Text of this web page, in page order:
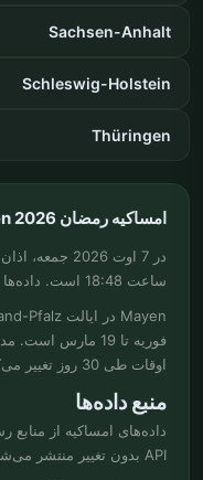
Sachsen-Anhalt
Schleswig-Holstein
Thüringen
امساکیه رمضان Mayen 2026
ساعت 18:48 است. داده‌ها از Diyanet.
اوقات طی 30 روز تغییر می‌کند.
منبع داده‌ها
API بدون تغییر منتشر می‌شود.